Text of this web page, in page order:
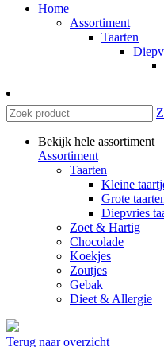
Home
Assortiment
Taarten
Bekijk hele assortiment
Assortiment
Taarten
Kleine
Grote
Diepvries
Zoet & Hartig
Chocolade
Koekjes
Zoutjes
Gebak
Dieet & Allergie
Terug naar overzicht